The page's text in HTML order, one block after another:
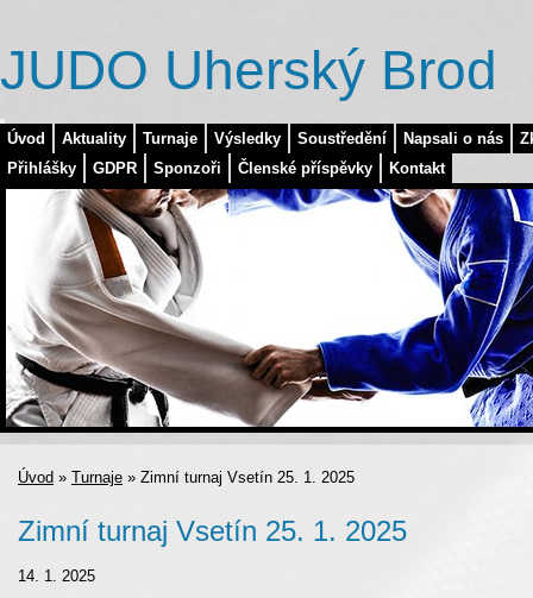
Úvod Aktuality Turnaje Výsledky Soustředění Napsali o nás
Přihlášky
GDPR Sponzoři Členské příspěvky Kontakt
JUDO Uherský Brod
Úvod » Turnaje » Zimní turnaj Vsetín 25. 1. 2025
Zimní turnaj Vsetín 25. 1. 2025
14. 1. 2025